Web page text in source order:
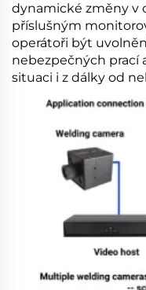
dynamické změny v
příslušným
operátoři být
nebezpečných prací
situaci i z dálky od